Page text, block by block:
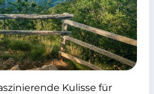
Kulisse für